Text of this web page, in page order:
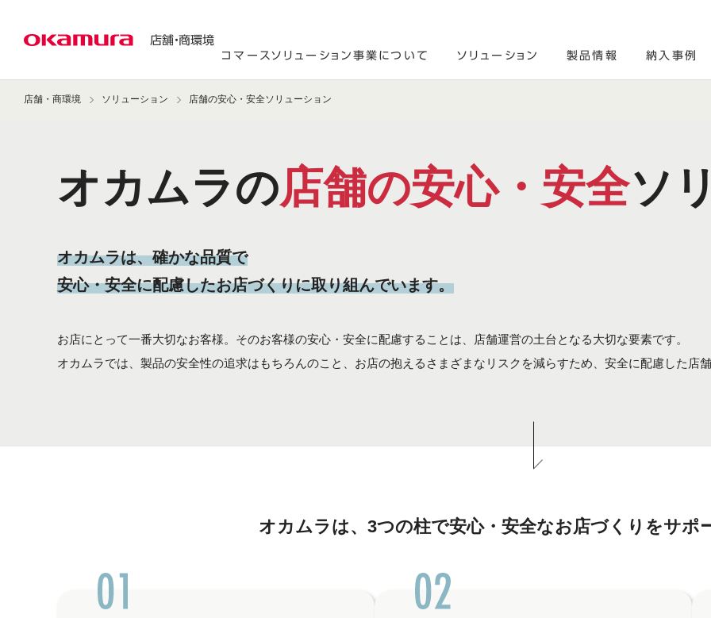
店舗・商環境
コマースソリューション事業について ソリューション 製品情報 納入事例
店舗・商環境 ソリューション 店舗の安心・安全ソリューション
オカムラの店舗の安心・安全ソ
オカムラは、確かな品質で
安心・安全に配慮したお店づくりに取り組んでいます。
お店にとって一番大切なお客様。そのお客様の安心・安全に配慮することは、店舗運営の土台となる大切な要素です。
オカムラでは、製品の安全性の追求はもちろんのこと、お店の抱えるさまざまなリスクを減らすため、安全に配慮した店
オカムラは、3つの柱で安心・安全なお店づくりをサポ